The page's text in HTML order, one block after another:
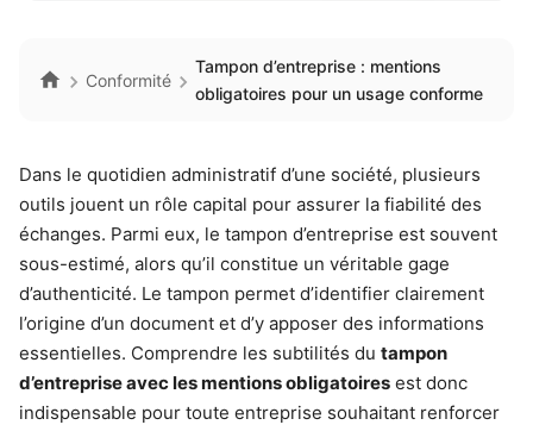
Conformité
Tampon d’entreprise : mentions
obligatoires pour un usage conforme
Dans le quotidien administratif d’une société, plusieurs
outils jouent un rôle capital pour assurer la fiabilité des
échanges. Parmi eux, le tampon d’entreprise est souvent
sous-estimé, alors qu’il constitue un véritable gage
d’authenticité. Le tampon permet d’identifier clairement
l’origine d’un document et d’y apposer des informations
essentielles. Comprendre les subtilités du tampon
d’entreprise avec les mentions obligatoires est donc
indispensable pour toute entreprise souhaitant renforcer